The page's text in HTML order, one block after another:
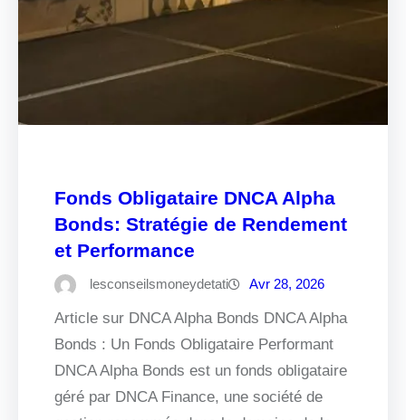
Fonds Obligataire DNCA Alpha
Bonds: Stratégie de Rendement
et Performance
lesconseilsmoneydetati Avr 28, 2026
Article sur DNCA Alpha Bonds DNCA Alpha
Bonds : Un Fonds Obligataire Performant
DNCA Alpha Bonds est un fonds obligataire
géré par DNCA Finance, une société de